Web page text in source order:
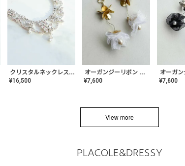
クリスタルネックレス-Lace【MA-CONL-02】
¥16,500
オーガンジーリボン バレリーナイヤリング&ピアス【White】〈PV-COER-12〉
¥7,600 ¥7,600
View more
PLACOLE&DRESSY